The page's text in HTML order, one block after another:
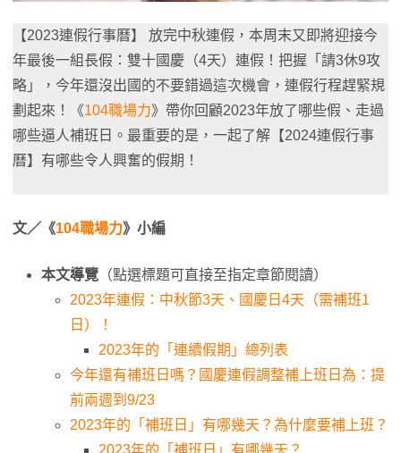
【2023連假行事曆】 放完中秋連假，本周末又即將迎接今
年最後一組長假：雙十國慶（4天）連假！把握「請3休9攻
略」，今年還沒出國的不要錯過這次機會，連假行程趕緊規
劃起來！《104職場力》帶你回顧2023年放了哪些假、走過
哪些逼人補班日。最重要的是，一起了解【2024連假行事
曆】有哪些令人興奮的假期！
文／《104職場力》小編
本文導覽 （點選標題可直接至指定章節閱讀）
2023年連假：中秋節3天、國慶日4天（需補班1
日）！
2023年的「連續假期」總列表
今年還有補班日嗎？國慶連假調整補上班日為：提
前兩週到9/23
2023年的「補班日」有哪幾天？為什麼要補上班？
2023年的「補班日」有哪幾天？